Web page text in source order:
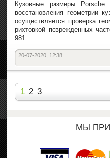
Кузовные размеры
восстановления геометрии
осуществляется проверка
рихтовкой поврежденных
981.
20-07-2020, 12:38
1 2 3
МЫ